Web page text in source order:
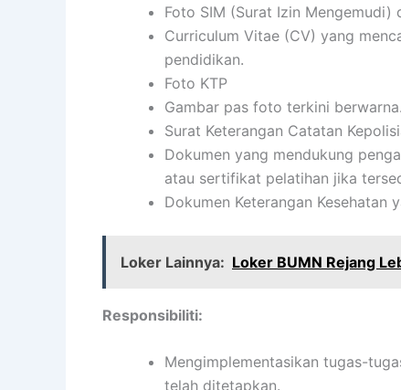
Foto SIM (Surat Izin Mengemudi)
Curriculum Vitae (CV) yang
pendidikan.
Foto KTP
Gambar pas foto terkini berwarna.
Surat Keterangan Catatan
Dokumen yang mendukung
atau sertifikat pelatihan jika
Dokumen Keterangan
Loker Lainnya: Loker BUMN Rejang
Responsibiliti:
Mengimplementasikan tugas-
telah ditetapkan.